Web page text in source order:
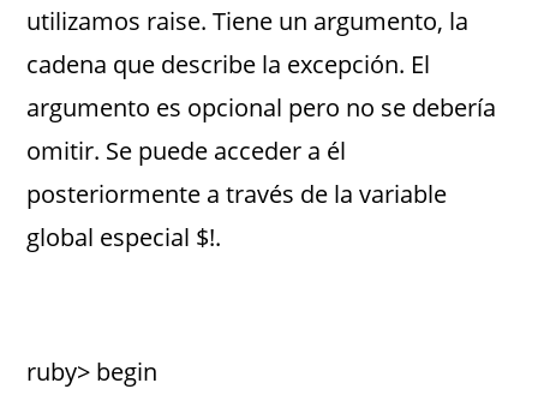
utilizamos raise. Tiene un argumento, la
cadena que describe la excepción. El
argumento es opcional pero no se debería
omitir. Se puede acceder a él
posteriormente a través de la variable
global especial $!.
ruby> begin